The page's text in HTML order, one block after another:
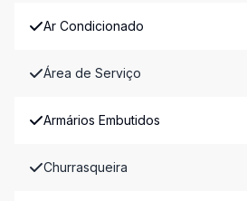
Ar Condicionado
Área de Serviço
Armários Embutidos
Churrasqueira